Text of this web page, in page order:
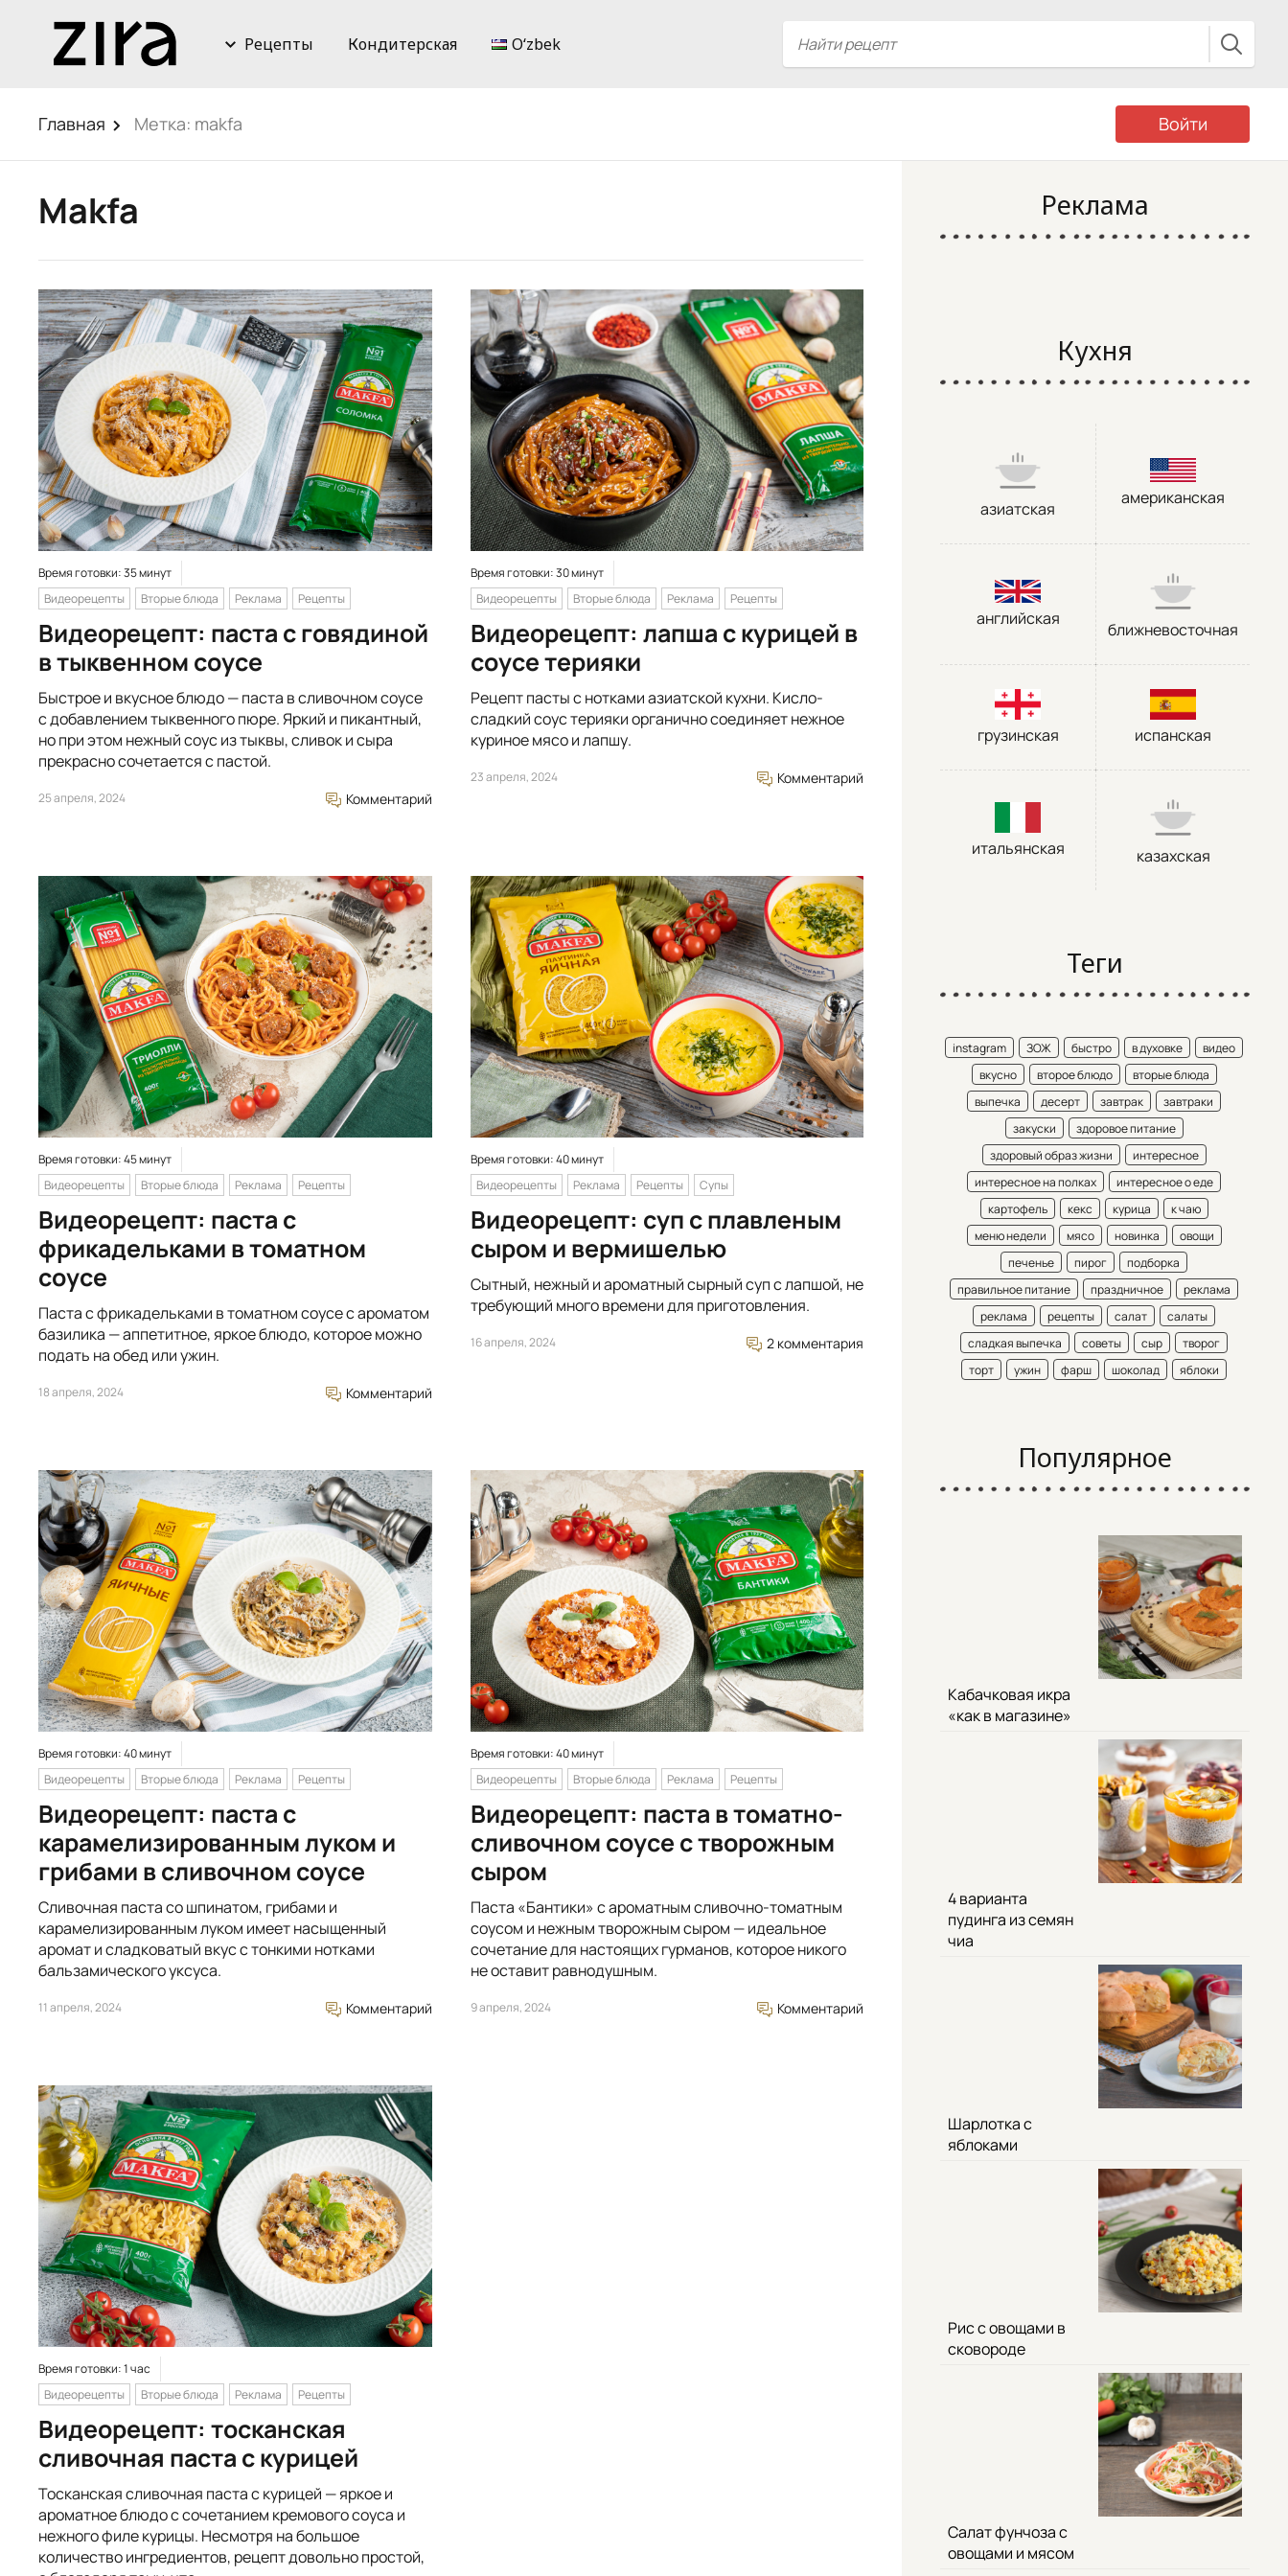
Рецепты Кондитерская Oʻzbek
Главная Метка: makfa Войти
Makfa
Время готовки: 35 минут
Видеорецепты
Вторые блюда Реклама Рецепты
Видеорецепт: паста с говядиной
в тыквенном соусе
Быстрое и вкусное блюдо — паста в сливочном соусе
с добавлением тыквенного пюре. Яркий и пикантный,
но при этом нежный соус из тыквы, сливок и сыра
прекрасно сочетается с пастой.
25 апреля, 2024 Комментарий
Время готовки: 30 минут
Видеорецепты
Вторые блюда Реклама Рецепты
Видеорецепт: лапша с курицей в
соусе терияки
Рецепт пасты с нотками азиатской кухни. Кисло-
сладкий соус терияки органично соединяет нежное
куриное мясо и лапшу.
23 апреля, 2024 Комментарий
Время готовки: 45 минут
Видеорецепты
Вторые блюда Реклама Рецепты
Видеорецепт: паста с
фрикадельками в томатном
соусе
Паста с фрикадельками в томатном соусе с ароматом
базилика — аппетитное, яркое блюдо, которое можно
подать на обед или ужин.
18 апреля, 2024 Комментарий
Время готовки: 40 минут
Видеорецепты
Реклама Рецепты Супы
Видеорецепт: суп с плавленым
сыром и вермишелью
Сытный, нежный и ароматный сырный суп с лапшой, не
требующий много времени для приготовления.
16 апреля, 2024 2 комментария
Время готовки: 40 минут
Видеорецепты
Вторые блюда Реклама Рецепты
Видеорецепт: паста с
карамелизированным луком и
грибами в сливочном соусе
Сливочная паста со шпинатом, грибами и
карамелизированным луком имеет насыщенный
аромат и сладковатый вкус с тонкими нотками
бальзамического уксуса.
11 апреля, 2024 Комментарий
Время готовки: 40 минут
Видеорецепты
Вторые блюда Реклама Рецепты
Видеорецепт: паста в томатно-
сливочном соусе с творожным
сыром
Паста «Бантики» с ароматным сливочно-томатным
соусом и нежным творожным сыром — идеальное
сочетание для настоящих гурманов, которое никого
не оставит равнодушным.
9 апреля, 2024 Комментарий
Время готовки: 1 час
Видеорецепты
Вторые блюда Реклама Рецепты
Видеорецепт: тосканская
сливочная паста с курицей
Тосканская сливочная паста с курицей — яркое и
ароматное блюдо с сочетанием кремового соуса и
нежного филе курицы. Несмотря на большое
количество ингредиентов, рецепт довольно простой,
Реклама
Кухня
азиатская
американская
английская
ближневосточная
грузинская испанская
итальянская казахская
Теги
instagram ЗОЖ быстро в духовке
видео
вкусно
второе блюдо
вторые блюда
выпечка
десерт завтрак
завтраки
закуски
здоровое питание
здоровый образ жизни
интересное
интересное на полках
интересное о еде
картофель
кекс курица
к чаю
меню недели
мясо новинка
овощи
печенье
пирог
подборка
правильное питание
праздничное
реклама
реклама
рецепты салат
салаты
сладкая выпечка
советы сыр
творог
торт
ужин фарш шоколад яблоки
Популярное
Кабачковая икра
«как в магазине»
4 варианта
пудинга из семян
чиа
Шарлотка с
яблоками
Рис с овощами в
сковороде
Салат фунчоза с
овощами и мясом